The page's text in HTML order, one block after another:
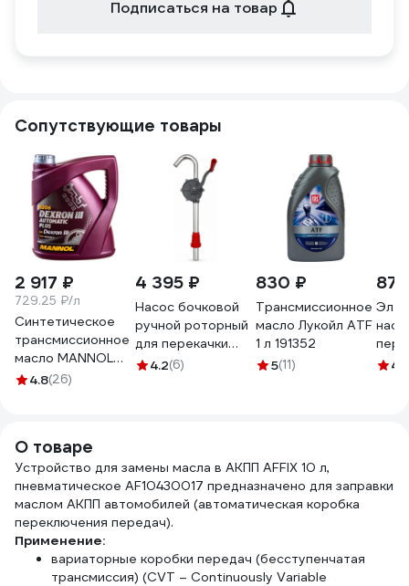
Подписаться на товар
Сопутствующие товары
2 917 ₽
729.25 ₽/л
Синтетическое
трансмиссионное
масло MANNOL
DEXRON III
4.8(26)
4 395 ₽
Насос бочковой
ручной роторный
для перекачки
бензина JS-32
4.2(6)
830 ₽
Трансмиссионное
масло Лукойл ATF
1 л 191352
5(11) 4.1
О товаре
Устройство для замены масла в АКПП AFFIX 10 л,
пневматическое AF10430017 предназначено для заправки
маслом АКПП автомобилей (автоматическая коробка
переключения передач).
Применение:
вариаторные коробки передач (бесступенчатая
трансмиссия) (CVT – Continuously Variable